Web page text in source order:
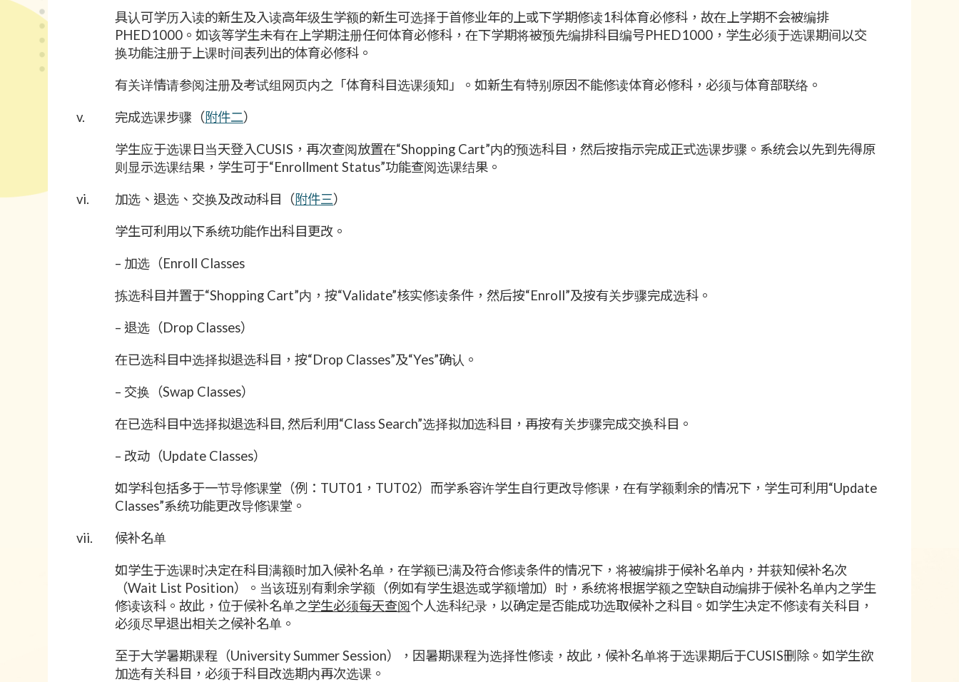
具认可学历入读的新生及入读高年级生学额的新生可选择于首修业年的上或下学期修读1科体育必修科，故在上学期不会被编排
PHED1000。如该等学生未有在上学期注册任何体育必修科，在下学期将被预先编排科目编号PHED1000，学生必须于选课期间以交
换功能注册于上课时间表列出的体育必修科。
有关详情请参阅注册及考试组网页内之「体育科目选课须知」。如新生有特别原因不能修读体育必修科，必须与体育部联络。
v. 完成选课步骤（附件二）
学生应于选课日当天登入CUSIS，再次查阅放置在“Shopping Cart”内的预选科目，然后按指示完成正式选课步骤。系统会以先到先得原
则显示选课结果，学生可于“Enrollment Status”功能查阅选课结果。
vi. 加选、退选、交换及改动科目（附件三）
学生可利用以下系统功能作出科目更改。
– 加选（Enroll Classes
拣选科目并置于“Shopping Cart”内，按“Validate”核实修读条件，然后按“Enroll”及按有关步骤完成选科。
– 退选（Drop Classes）
在已选科目中选择拟退选科目，按“Drop Classes”及“Yes”确认。
– 交换（Swap Classes）
在已选科目中选择拟退选科目, 然后利用“Class Search”选择拟加选科目，再按有关步骤完成交换科目。
– 改动（Update Classes）
如学科包括多于一节导修课堂（例：TUT01，TUT02）而学系容许学生自行更改导修课，在有学额剩余的情况下，学生可利用“Update
Classes”系统功能更改导修课堂。
vii. 候补名单
如学生于选课时决定在科目满额时加入候补名单，在学额已满及符合修读条件的情况下，将被编排于候补名单内，并获知候补名次
（Wait List Position）。当该班别有剩余学额（例如有学生退选或学额增加）时，系统将根据学额之空缺自动编排于候补名单内之学生
修读该科。故此，位于候补名单之学生必须每天查阅个人选科纪录，以确定是否能成功选取候补之科目。如学生决定不修读有关科目，
必须尽早退出相关之候补名单。
至于大学暑期课程（University Summer Session），因暑期课程为选择性修读，故此，候补名单将于选课期后于CUSIS删除。如学生欲
加选有关科目，必须于科目改选期内再次选课。